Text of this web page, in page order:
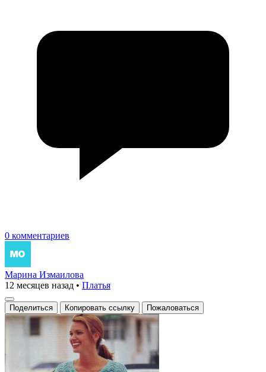
0 комментариев
Марина Измаилова
12 месяцев назад • Платья
Поделиться Копировать ссылку Пожаловаться